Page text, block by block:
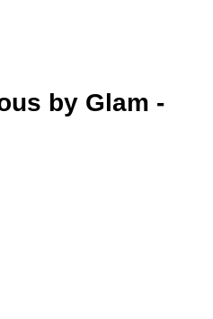
by Glam -